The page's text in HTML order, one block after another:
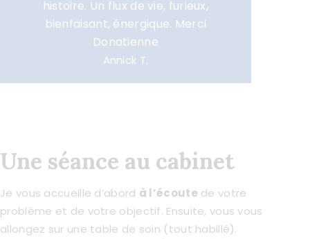
histoire. Un flux de vie, furieux,
bienfaisant, énergique. Merci
Donatienne
Annick T.
Une séance au cabinet
Je vous accueille d’abord à l’écoutede votre
problème et de votre objectif. Ensuite, vous vous
allongez sur une table de soin (tout habillé).